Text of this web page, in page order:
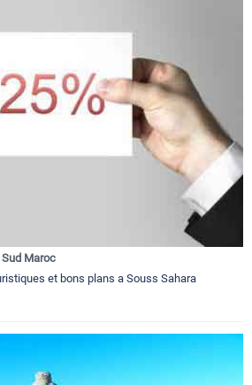
Maroc
et bons plans a Souss Sahara